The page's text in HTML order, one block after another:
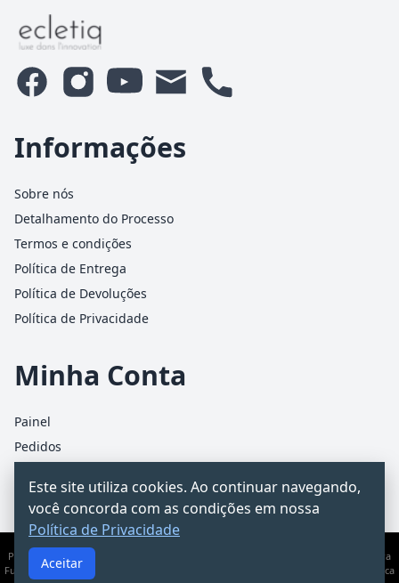
Informações
Sobre nós
Detalhamento do Processo
Termos e condições
Política de Entrega
Política de Devoluções
Política de Privacidade
Minha Conta
Painel
Pedidos
Carrinho
PCChacur Intermediação · CNPJ 31.928.499/0001-25 · Rua James Holland, 95 – Barra
Funda, São Paulo/SP · Documento informativo — não substitui consultoria jurídica
Este site utiliza cookies. Ao continuar navegando,
você concorda com as condições em nossa
Política de Privacidade
Aceitar